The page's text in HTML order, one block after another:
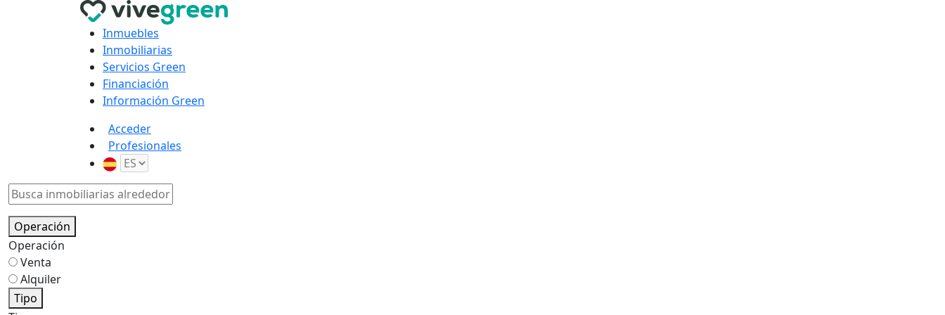
Inmuebles
Inmobiliarias
Servicios Green
Financiación
Información Green
Acceder
Profesionales
Operación
Operación
Venta
Alquiler
Tipo